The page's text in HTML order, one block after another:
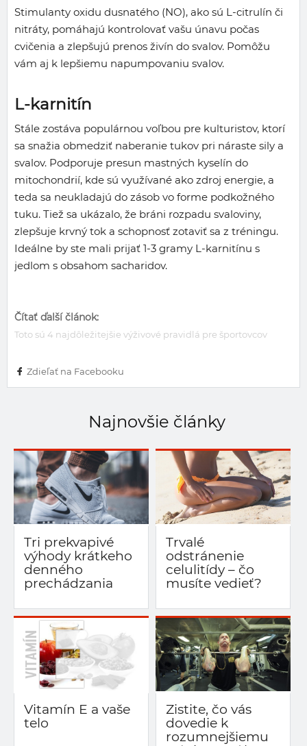
Stimulanty oxidu dusnatého (NO), ako sú L-citrulín či
nitráty, pomáhajú kontrolovať vašu únavu počas
cvičenia a zlepšujú prenos živín do svalov. Pomôžu
vám aj k lepšiemu napumpovaniu svalov.
L-karnitín
Stále zostáva populárnou voľbou pre kulturistov, ktorí
sa snažia obmedziť naberanie tukov pri náraste sily a
svalov. Podporuje presun mastných kyselín do
mitochondrií, kde sú využívané ako zdroj energie, a
teda sa neukladajú do zásob vo forme podkožného
tuku. Tiež sa ukázalo, že bráni rozpadu svaloviny,
zlepšuje krvný tok a schopnosť zotaviť sa z tréningu.
Ideálne by ste mali prijať 1-3 gramy L-karnitínu s
jedlom s obsahom sacharidov.
Čítať ďalší článok:
Toto sú 4 najdôležitejšie výživové pravidlá pre športovcov
Zdieľať na Facebooku
Najnovšie články
Tri prekvapivé
výhody krátkeho
denného
prechádzania
Trvalé
odstránenie
celulitídy – čo
musíte vedieť?
Vitamín E a vaše
telo
Zistite, čo vás
dovedie k
rozumnejšiemu